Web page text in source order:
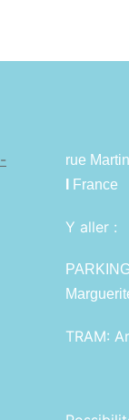
rue
France
Y aller :
TRAM: